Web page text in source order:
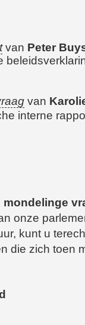
van Peter
van
interne
mondelinge
onze
kunt u
die zich toen